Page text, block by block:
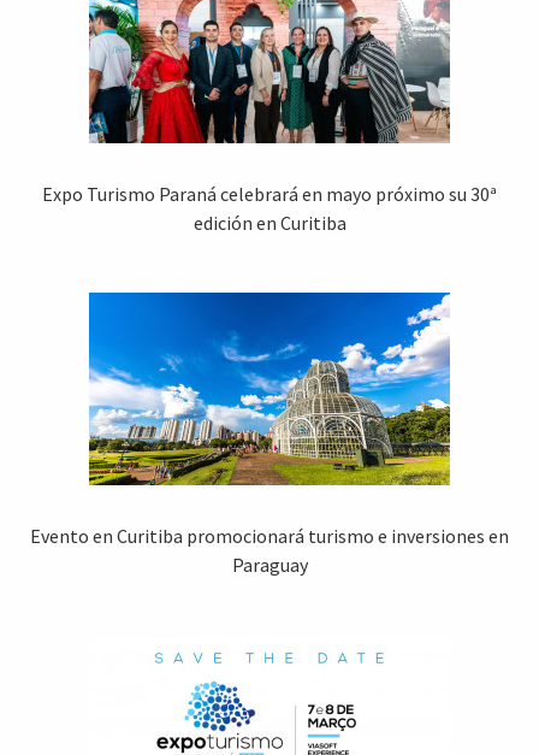
Expo Turismo Paraná celebrará en mayo próximo su 30ª
edición en Curitiba
Evento en Curitiba promocionará turismo e inversiones en
Paraguay